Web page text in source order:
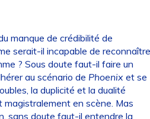
manque de crédibilité de
serait-il incapable de reconnaître
? Sous doute faut-il faire un
au scénario de Phoenixet se
la duplicité et la dualité
en scène. Mas
sans doute faut-il entendre la